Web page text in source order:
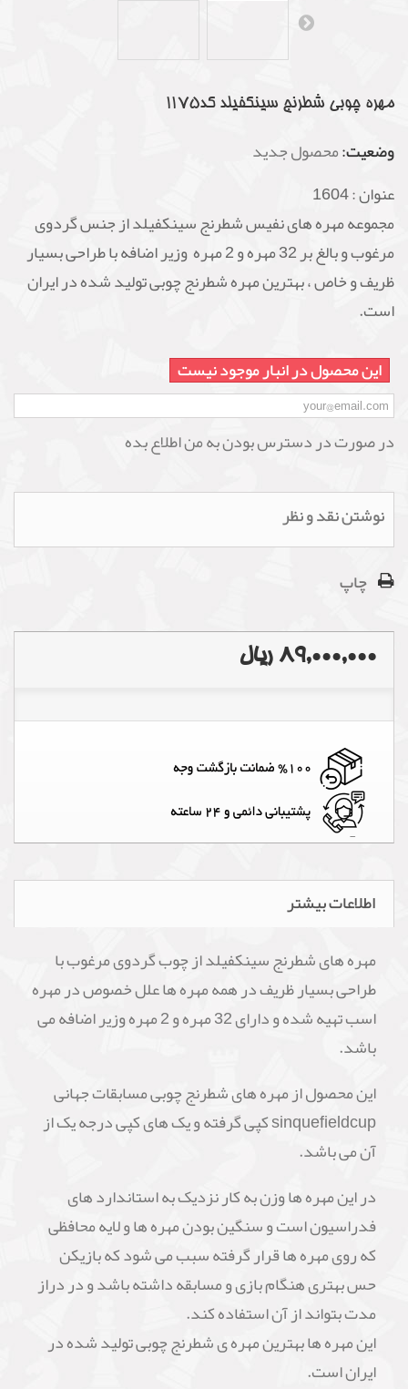
مهره چوبی شطرنج سینکفیلد کد1175
وضعیت:محصول جدید
عنوان :1604
مجموعه مهره های نفیس شطرنج سینکفیلد از جنس گردوی
مرغوب و بالغ بر 32 مهره و 2 مهره وزیر اضافه با طراحی بسیار
ظریف و خاص ، بهترین مهره شطرنج چوبی تولید شده در ایران
است.
این محصول در انبار موجود نیست
در صورت در دسترس بودن به من اطلاع بده
نوشتن نقد و نظر
چاپ
89,000,000 ریال
اطلاعات بیشتر
مهره های شطرنج سینکفیلد از چوب گردوی مرغوب با
طراحی بسیار ظریف در همه مهره ها علل خصوص در مهره
اسب تهیه شده و دارای 32 مهره و 2 مهره وزیر اضافه می
باشد.
این محصول از مهره های شطرنج چوبی مسابقات جهانی
sinquefieldcup کپی گرفته و یک های کپی درجه یک از
آن می باشد.
در این مهره ها وزن به کار نزدیک به استاندارد های
فدراسیون است و سنگین بودن مهره ها و لایه محافظی
که روی مهره ها قرار گرفته سبب می شود که بازیکن
حس بهتری هنگام بازی و مسابقه داشته باشد و در دراز
مدت بتواند از آن استفاده کند.
این مهره ها بهترین مهره ی شطرنج چوبی تولید شده در
ایران است.